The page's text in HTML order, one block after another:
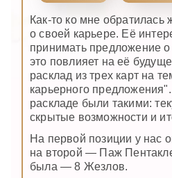
Как-то ко мне
о своей карьере. Её
принимать предложение
это повлияет на её
расклад из трех карт на
карьерного
раскладе были такими:
скрытые возможности и
На первой позиции у нас
на второй — Паж
была — 8 Жезлов.